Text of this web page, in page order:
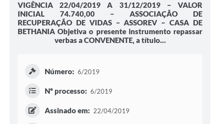
VIGÊNCIA 22/04/2019 A 31/12/2019 – VALOR
INICIAL 74.740,00 – ASSOCIAÇÃO DE
RECUPERAÇÃO DE VIDAS – ASSOREV – CASA DE
BETHANIA Objetiva o presente instrumento repassar
verbas a CONVENENTE, a título...
Número: 6/2019
Nº processo: 6/2019
Assinado em: 22/04/2019